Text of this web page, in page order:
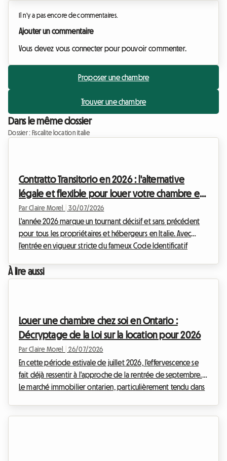
Il n'y a pas encore de commentaires.
Ajouter un commentaire
Vous devez vous connecter pour pouvoir commenter.
Proposer une chambre
Trouver une chambre
Dans le même dossier
Dossier : Fiscalite location italie
Contratto Transitorio en 2026 : l'alternative
légale et flexible pour louer votre chambre en
Italie
Par Claire Morel 30/07/2026
L'année 2026 marque un tournant décisif et sans précédent
pour tous les propriétaires et hébergeurs en Italie. Avec
l'entrée en vigueur stricte du fameux Code Identificatif
les locations touristiques de courte durée, de nombreux
votre logement sont vos prio...
À lire aussi
Louer une chambre chez soi en Ontario :
Décryptage de la Loi sur la location pour 2026
Par Claire Morel 26/07/2026
En cette période estivale de juillet 2026, l'effervescence se
fait déjà ressentir à l'approche de la rentrée de septembre.
Le marché immobilier ontarien, particulièrement tendu dans